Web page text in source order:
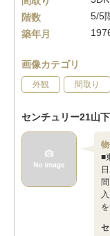
階数
5/5
築年月
画像カテゴリ
外観 間取り
センチュリー21山
■